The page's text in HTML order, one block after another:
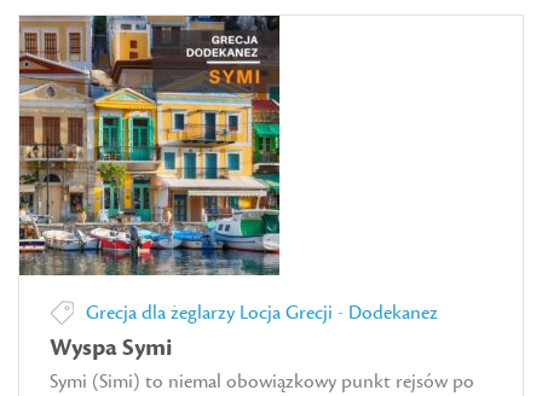
Grecja dla żeglarzy Locja Grecji - Dodekanez
Wyspa Symi
Symi (Simi) to niemal obowiązkowy punkt rejsów po